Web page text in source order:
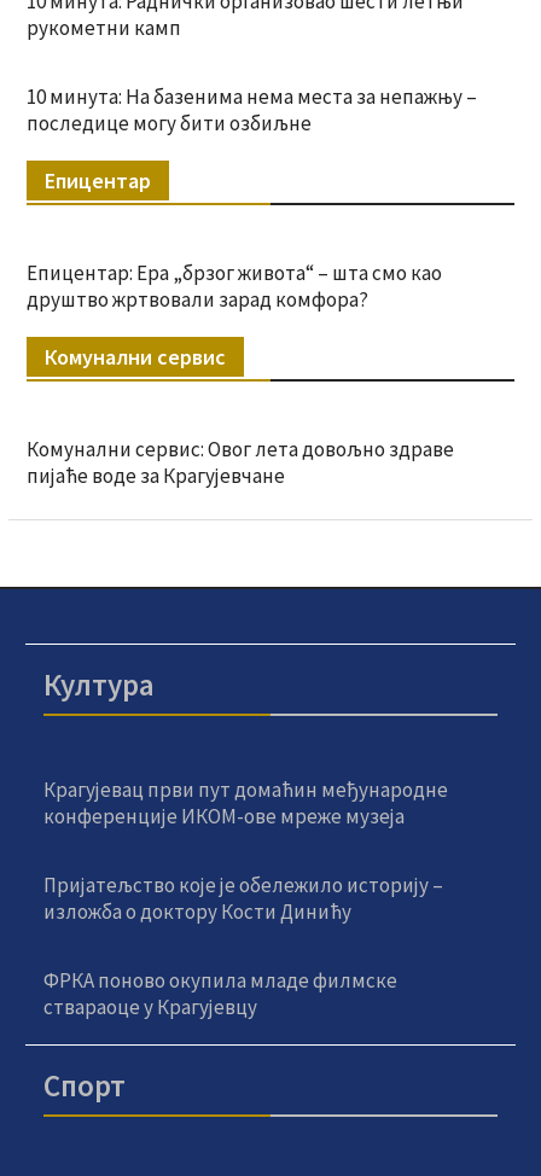
рукометни камп
10 минута: На базенима нема места за непажњу –
последице могу бити озбиљне
Епицентар
Епицентар: Ера „брзог живота“ – шта смо као
друштво жртвовали зарад комфора?
Комунални сервис
Комунални сервис: Овог лета довољно здраве
пијаће воде за Крагујевчане
Култура
Крагујевац први пут домаћин међународне
конференције ИКОМ-ове мреже музеја
Пријатељство које је обележило историју –
изложба о доктору Кости Динићу
ФРКА поново окупила младе филмске
ствараоце у Крагујевцу
Спорт